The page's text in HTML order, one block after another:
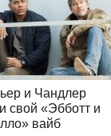
и Чандлер
свой «Эбботт и
вайб